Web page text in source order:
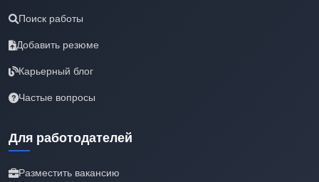
Поиск работы
Добавить резюме
Карьерный блог
Частые вопросы
Для работодателей
Разместить вакансию